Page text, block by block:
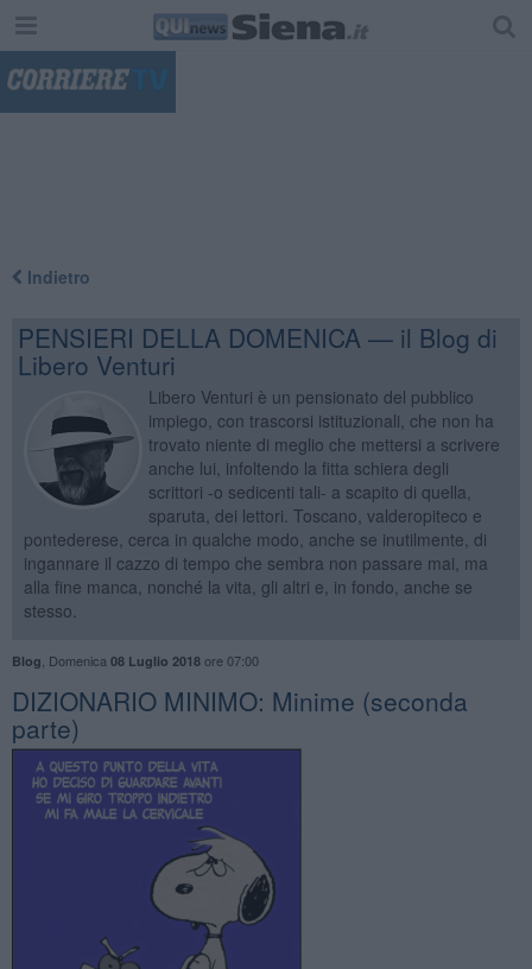
Indietro
PENSIERI DELLA DOMENICA — il Blog di
Libero Venturi
Libero Venturi è un pensionato del pubblico
impiego, con trascorsi istituzionali, che non ha
trovato niente di meglio che mettersi a scrivere
anche lui, infoltendo la fitta schiera degli
scrittori -o sedicenti tali- a scapito di quella,
sparuta, dei lettori. Toscano, valderopiteco e
pontederese, cerca in qualche modo, anche se inutilmente, di
ingannare il cazzo di tempo che sembra non passare mai, ma
alla fine manca, nonché la vita, gli altri e, in fondo, anche se
stesso.
Blog Domenica 08 Luglio 2018ore 07:00
DIZIONARIO MINIMO: Minime (seconda
parte)